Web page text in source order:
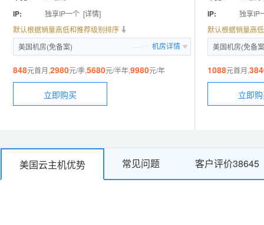
IP: 独享IP一个 [详情]
默认根据销量高低和推荐级别排序
---->> 机房详情
美国机房(免备案)
848元首月,2980元/季,5680元/半年,9980元/年
立即购买
IP:
独享IP
默认根据销量高
美国机房(免备
1088元首月,
立即
商务1型VPS主机 热销 商务2型VPS主机
美国云主机优势 常见问题 客户评价38645